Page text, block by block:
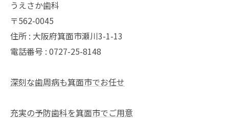
うえさか歯科
〒562-0045
住所 : 大阪府箕面市瀬川3-1-13
電話番号 : 0727-25-8148
深刻な歯周病も箕面市でお任せ
充実の予防歯科を箕面市でご用意